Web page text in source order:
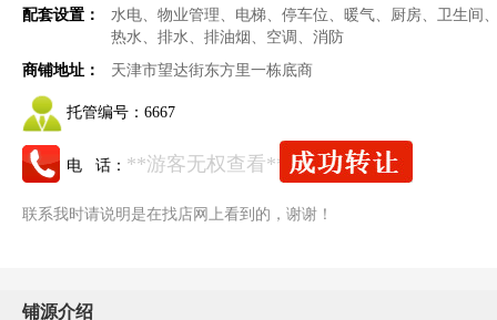
配套设置：
水电、物业管理、电梯、停车位、暖气、厨房、卫生间
热水、排水、排油烟、空调、消防
商铺地址：
天津市望达街东方里一栋底商
托管编号： 6667
电 话： **游客无权查看**
联系我时请说明是在找店网上看到的，谢谢！
铺源介绍